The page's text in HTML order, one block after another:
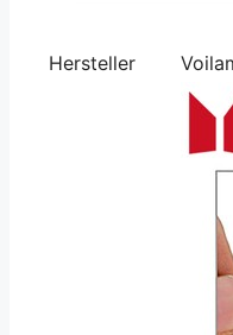
Hersteller